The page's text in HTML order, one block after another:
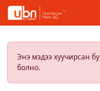
Энэ мэдээ хуучирсан
болно.